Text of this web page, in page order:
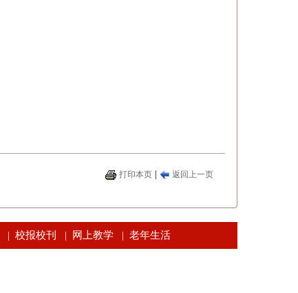
打印本页 返回上一页
校报校刊 网上教学 老年生活